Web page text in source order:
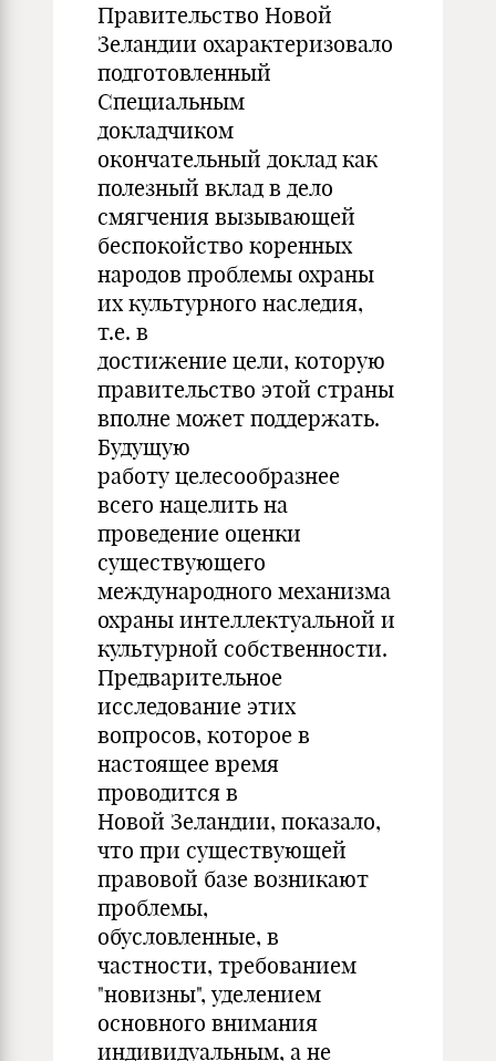
Правительство Новой
Зеландии охарактеризовало
подготовленный
Специальным
докладчиком
окончательный доклад как
полезный вклад в дело
смягчения вызывающей
беспокойство коренных
народов проблемы охраны
их культурного наследия,
т.е. в
достижение цели, которую
правительство этой страны
вполне может поддержать.
Будущую
работу целесообразнее
всего нацелить на
проведение оценки
существующего
международного механизма
охраны интеллектуальной и
культурной собственности.
Предварительное
исследование этих
вопросов, которое в
настоящее время
проводится в
Новой Зеландии, показало,
что при существующей
правовой базе возникают
проблемы,
обусловленные, в
частности, требованием
"новизны", уделением
основного внимания
индивидуальным, а не